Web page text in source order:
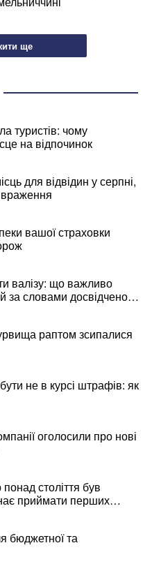
ще
туристів: чому
на відпочинок
для відвідин у серпні,
враження
вашої страховки
валізу: що важливо
за словами досвідченої
раптом зсипалися
не в курсі штрафів: як
оголосили про нові
століття був
приймати перших
бюджетної та